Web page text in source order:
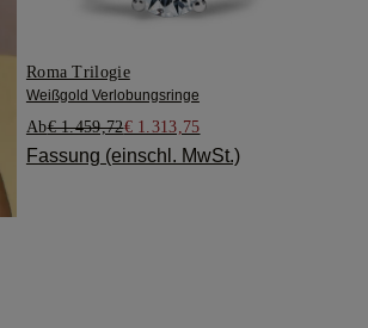
Roma Trilogie
Weißgold Verlobungsringe
Ab€ 1.459,72€ 1.313,75
Fassung (einschl. MwSt.)